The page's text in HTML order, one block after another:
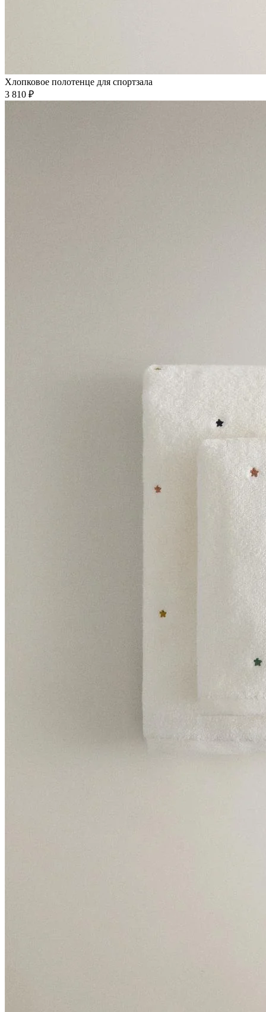
Хлопковое полотенце для спортзала
3 810 ₽